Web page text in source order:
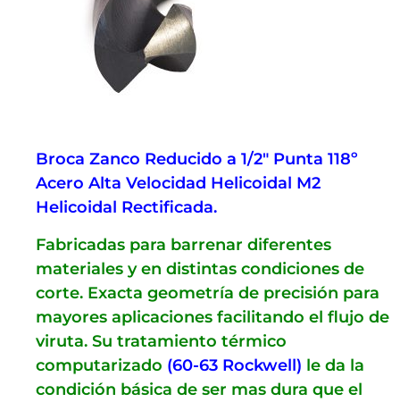
Broca Zanco Reducido a 1/2″ Punta 118º
Acero Alta Velocidad Helicoidal M2
Helicoidal Rectificada.
Fabricadas para barrenar diferentes
materiales y en distintas condiciones de
corte. Exacta geometría de precisión para
mayores aplicaciones facilitando el flujo de
viruta. Su tratamiento térmico
computarizado (60-63 Rockwell) le da la
condición básica de ser mas dura que el